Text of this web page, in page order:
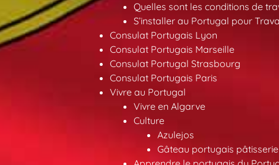
Quelles sont les conditions de
S’installer au Portugal pour
Consulat Portugais Lyon
Consulat Portugais Marseille
Consulat Portugal Strasbourg
Consulat Portugais Paris
Vivre au Portugal
Vivre en Algarve
Culture
Azulejos
Gâteau portugais